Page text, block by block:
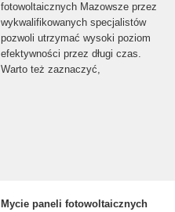
fotowoltaicznych Mazowsze przez
wykwalifikowanych specjalistów
pozwoli utrzymać wysoki poziom
efektywności przez długi czas.
Warto też zaznaczyć,
Mycie paneli fotowoltaicznych